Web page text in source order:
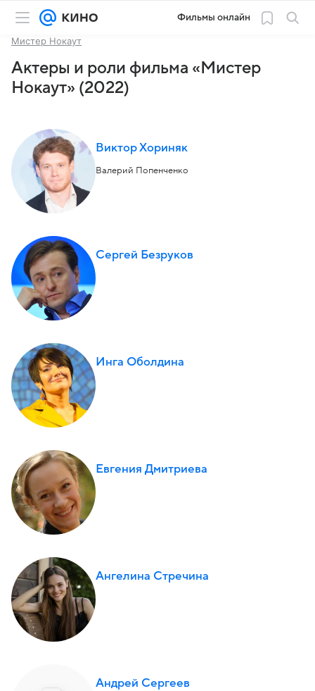
Фильмы онлайн
Мистер Нокаут
Актеры и роли фильма «Мистер
Нокаут» (2022)
Виктор Хориняк
Валерий Попенченко
Сергей Безруков
Инга Оболдина
Евгения Дмитриева
Ангелина Стречина
Андрей Сергеев